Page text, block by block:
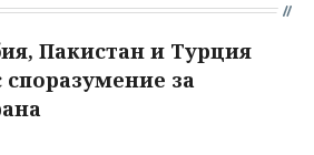
Пакистан и Турция
за